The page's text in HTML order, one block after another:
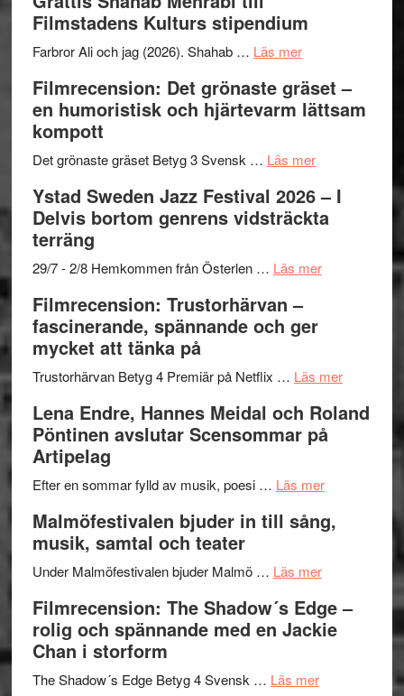
Files:
I
Want
Believe
–
Frankenshtey
med
Fox
och
Scully
West
presenterar
nya
titlar
årets
Filmstadens Kulturs stipendium
Farbror Ali och jag (2026). Shahab … Läs merom
Shahab
Mehrabi
Filmstadens
stipendium
Filmrecension: Det grönaste gräset –
en humoristisk och hjärtevarm lättsam
kompott
Det grönaste gräset Betyg 3 Svensk … Läs merom
Det
grönaste
–
och
lättsam
Ystad Sweden Jazz Festival 2026 – I
Delvis bortom genrens vidsträckta
terräng
29/7 - 2/8 Hemkommen från Österlen … Läs merom
2026
I
Delvis
genrens
terräng
Filmrecension: Trustorhärvan –
fascinerande, spännande och ger
mycket att tänka på
Trustorhärvan Betyg 4 Premiär på Netflix … Läs merom
på
Lena Endre, Hannes Meidal och Roland
Pöntinen avslutar Scensommar på
Artipelag
Efter en sommar fylld av musik, poesi … Läs merom
Endre,
Roland
Pöntinen
Scensommar
Malmöfestivalen bjuder in till sång,
musik, samtal och teater
Under Malmöfestivalen bjuder Malmö … Läs merom
bjuder
in
Filmrecension: The Shadow´s Edge –
rolig och spännande med en Jackie
Chan i storform
The Shadow´s Edge Betyg 4 Svensk … Läs merom